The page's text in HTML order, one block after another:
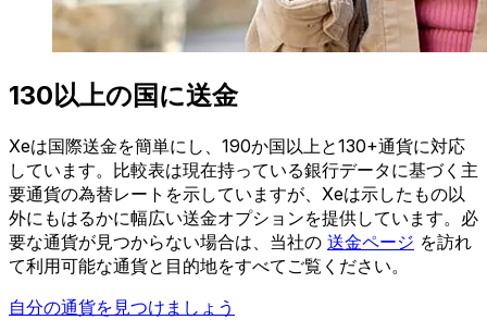
130以上の国に送金
Xeは国際送金を簡単にし、190か国以上と130+通貨に対応
しています。比較表は現在持っている銀行データに基づく主
要通貨の為替レートを示していますが、Xeは示したもの以
外にもはるかに幅広い送金オプションを提供しています。必
要な通貨が見つからない場合は、当社の 送金ページ を訪れ
て利用可能な通貨と目的地をすべてご覧ください。
自分の通貨を見つけましょう